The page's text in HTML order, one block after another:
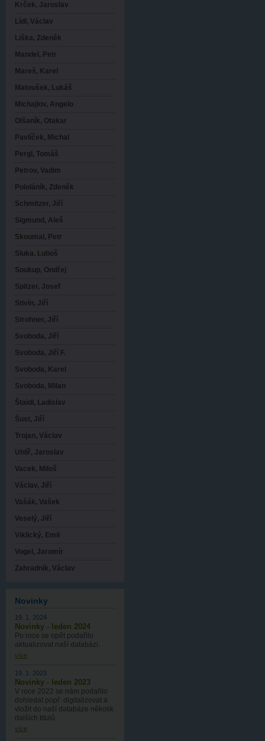
Krček, Jaroslav
Lídl, Václav
Liška, Zdeněk
Mandel, Petr
Mareš, Karel
Matoušek, Lukáš
Michajlov, Angelo
Olšaník, Otakar
Pavlíček, Michal
Pergl, Tomáš
Petrov, Vadim
Pololáník, Zdeněk
Schmitzer, Jiří
Sigmund, Aleš
Skoumal, Petr
Sluka, Luboš
Soukup, Ondřej
Spitzer, Josef
Stivín, Jiří
Strohner, Jiří
Svoboda, Jiří
Svoboda, Jiří F.
Svoboda, Karel
Svoboda, Milan
Štaidl, Ladislav
Šust, Jiří
Trojan, Václav
Uhlíř, Jaroslav
Vacek, Miloš
Václav, Jiří
Vašák, Vašek
Veselý, Jiří
Viklický, Emil
Vogel, Jaromír
Zahradník, Václav
Novinky
19. 1. 2024
Novinky - leden 2024
Po roce se opět podařilo
aktualizovat naší databázi.
více
19. 1. 2023
Novinky - leden 2023
V roce 2022 se nám podařilo
dohledat popř. digitalizovat a
vložit do naší databáze několik
dalších titulů.
více